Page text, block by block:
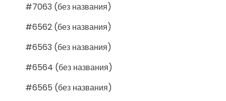
#7063 (без названия)
#6562 (без названия)
#6563 (без названия)
#6564 (без названия)
#6565 (без названия)